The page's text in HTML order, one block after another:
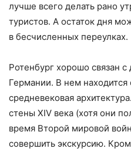
лучше всего делать рано
туристов. А остаток дня
в бесчисленных переулках.
Ротенбург хорошо связан
Германии. В нем находится
средневековая
стены XIV века (хотя они
время Второй мировой
совершить экскурсию.